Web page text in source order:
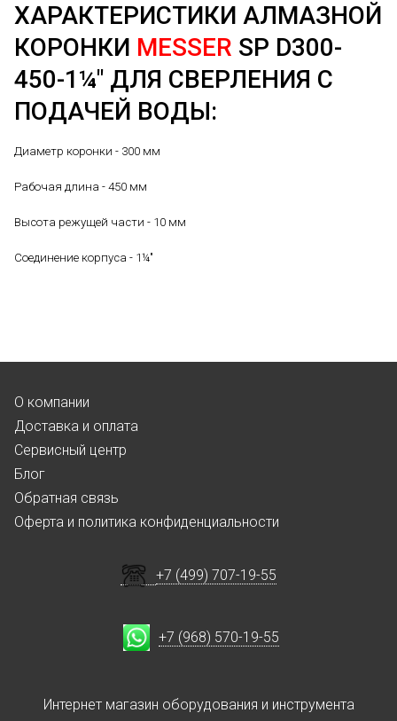
ХАРАКТЕРИСТИКИ АЛМАЗНОЙ
КОРОНКИ MESSER SP D300-
450-1¼" ДЛЯ СВЕРЛЕНИЯ С
ПОДАЧЕЙ ВОДЫ:
Диаметр коронки - 300 мм
Рабочая длина - 450 мм
Высота режущей части - 10 мм
Соединение корпуса - 1¼"
О компании
Доставка и оплата
Сервисный центр
Блог
Обратная связь
Оферта и политика конфиденциальности
+7 (499) 707-19-55
+7 (968) 570-19-55
Интернет магазин оборудования и инструмента